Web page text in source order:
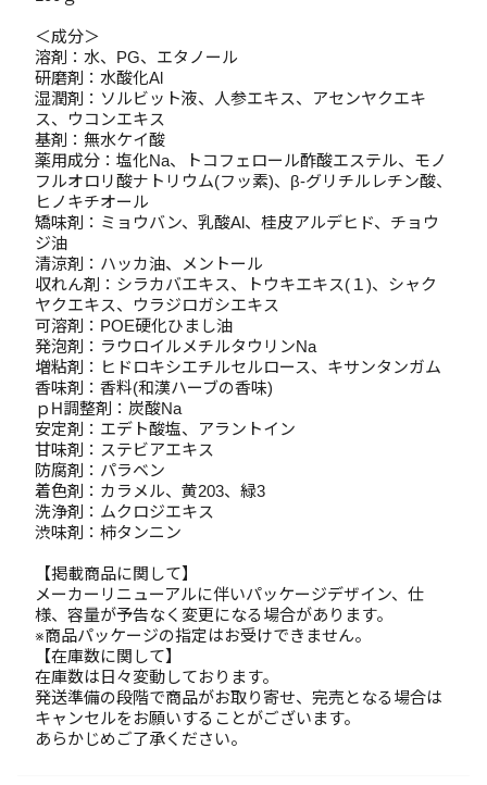
＜成分＞
溶剤：水、PG、エタノール
研磨剤：水酸化Al
湿潤剤：ソルビット液、人参エキス、アセンヤクエキ
ス、ウコンエキス
基剤：無水ケイ酸
薬用成分：塩化Na、トコフェロール酢酸エステル、モノ
フルオロリ酸ナトリウム(フッ素)、β-グリチルレチン酸、
ヒノキチオール
矯味剤：ミョウバン、乳酸Al、桂皮アルデヒド、チョウ
ジ油
清涼剤：ハッカ油、メントール
収れん剤：シラカバエキス、トウキエキス(１)、シャク
ヤクエキス、ウラジロガシエキス
可溶剤：POE硬化ひまし油
発泡剤：ラウロイルメチルタウリンNa
増粘剤：ヒドロキシエチルセルロース、キサンタンガム
香味剤：香料(和漢ハーブの香味)
ｐH調整剤：炭酸Na
安定剤：エデト酸塩、アラントイン
甘味剤：ステビアエキス
防腐剤：パラベン
着色剤：カラメル、黄203、緑3
洗浄剤：ムクロジエキス
渋味剤：柿タンニン
【掲載商品に関して】
メーカーリニューアルに伴いパッケージデザイン、仕
様、容量が予告なく変更になる場合があります。
※商品パッケージの指定はお受けできません。
【在庫数に関して】
在庫数は日々変動しております。
発送準備の段階で商品がお取り寄せ、完売となる場合は
キャンセルをお願いすることがございます。
あらかじめご了承ください。